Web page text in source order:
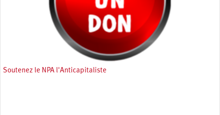
Soutenez le NPA l'Anticapitaliste